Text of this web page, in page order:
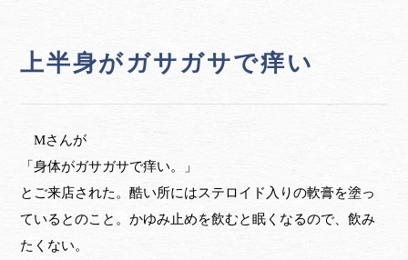
上半身がガサガサで痒い
Mさんが
「身体がガサガサで痒い。」
とご来店された。酷い所にはステロイド入りの軟膏を塗っ
ているとのこと。かゆみ止めを飲むと眠くなるので、飲み
たくない。